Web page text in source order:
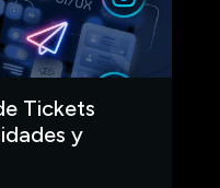
Tickets
y